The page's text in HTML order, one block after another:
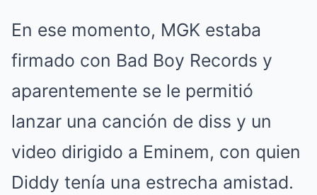
En ese momento, MGK estaba
firmado con Bad Boy Records y
aparentemente se le permitió
lanzar una canción de diss y un
video dirigido a Eminem, con quien
Diddy tenía una estrecha amistad.